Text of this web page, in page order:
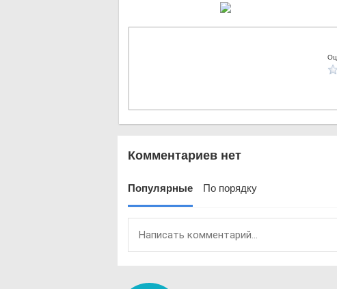
Комментариев нет
Популярные По порядку